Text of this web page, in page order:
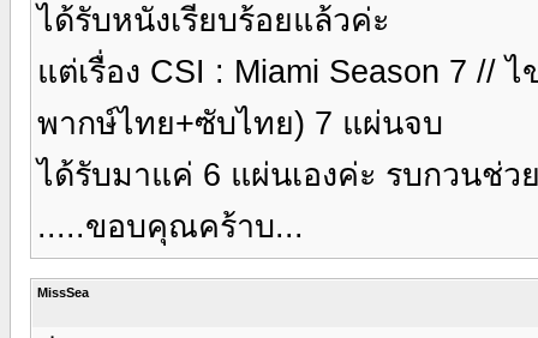
ได้รับหนังเรียบร้อยแล้วค่ะ
แต่เรื่อง CSI : Miami Season 7 //
พากษ์ไทย+ซับไทย) 7 แผ่นจบ
ได้รับมาแค่ 6 แผ่นเองค่ะ รบกวนช่ว
.....ขอบคุณคร้าบ...
MissSea